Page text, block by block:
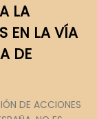
LA
EN LA VÍA
DE
DE ACCIONES